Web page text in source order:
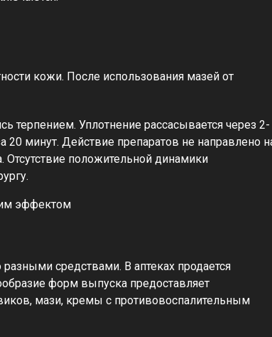
кожи. После использования мазей от
терпением. Уплотнение рассасывается через 2-
20 минут. Действие препаратов не направлено
положительной динамики
средствами. В аптеках продается
форм выпуска предоставляет
мази, кремы с противовоспалительным